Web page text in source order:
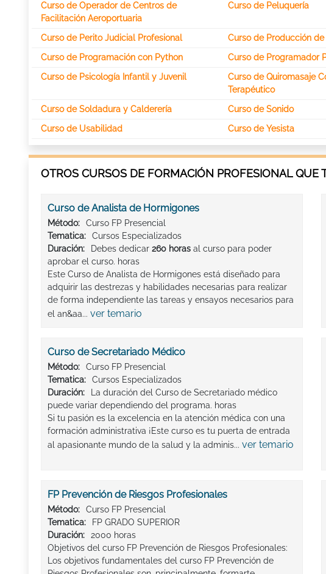
Curso de Operador de Centros de
Facilitación Aeroportuaria
Curso de Peluquería
Curso de Perito Judicial Profesional Curso de Producción de
Curso de Programación con Python
Curso de Programador
Curso de Psicología Infantil y Juvenil
Curso de Quiromasaje
Terapéutico
Curso de Soldadura y Calderería Curso de Sonido
Curso de Usabilidad
Curso de Yesista
OTROS CURSOS DE FORMACIÓN PROFESIONAL QUE
Curso de Analista de Hormigones
Método:
Curso FP Presencial
Tematica:
Cursos Especializados
Duración:
Debes dedicar 260 horas al curso para poder
aprobar el curso. horas
Este Curso de Analista de Hormigones está diseñado para
adquirir las destrezas y habilidades necesarias para realizar
de forma independiente las tareas y ensayos necesarios para
el an&aa... ver temario
Curso de Secretariado Médico
Método:
Curso FP Presencial
Tematica:
Cursos Especializados
Duración:
La duración del Curso de Secretariado médico
puede variar dependiendo del programa. horas
Si tu pasión es la excelencia en la atención médica con una
formación administrativa ¡Este curso es tu puerta de entrada
al apasionante mundo de la salud y la adminis... ver temario
FP Prevención de Riesgos Profesionales
Método:
Curso FP Presencial
Tematica:
FP GRADO SUPERIOR
Duración:
2000 horas
Objetivos del curso FP Prevención de Riesgos Profesionales:
Los objetivos fundamentales del curso FP Prevención de